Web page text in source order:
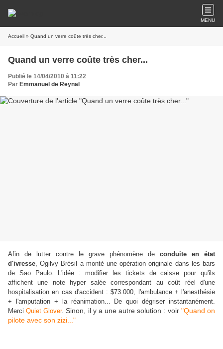
MENU
Accueil » Quand un verre coûte très cher...
Quand un verre coûte très cher...
Publié le 14/04/2010 à 11:22
Par Emmanuel de Reynal
Afin de lutter contre le grave phénomène de conduite en état
d'ivresse, Ogilvy Brésil a monté une opération originale dans les bars
de Sao Paulo. L'idée : modifier les tickets de caisse pour qu'ils
affichent une note hyper salée correspondant au coût réel d'une
hospitalisation en cas d'accident : $73.000, l'ambulance + l'anesthésie
+ l'amputation + la réanimation... De quoi dégriser instantanément.
MerciQuiet Glover. Sinon, il y a une autre solution : voir "Quand on
pilote avec son zizi..."